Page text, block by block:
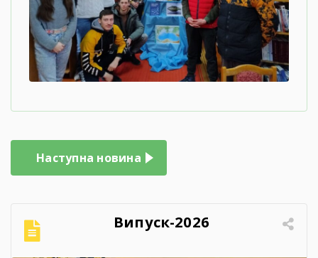
Навігація
записів
Наступна новина
Випуск-2026